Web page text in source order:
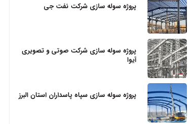
پروژه سوله سازی شرکت نفت جی
پروژه سوله سازی شرکت صوتی و تصویری
آیوا
پروژه سوله سازی سپاه پاسداران استان البرز